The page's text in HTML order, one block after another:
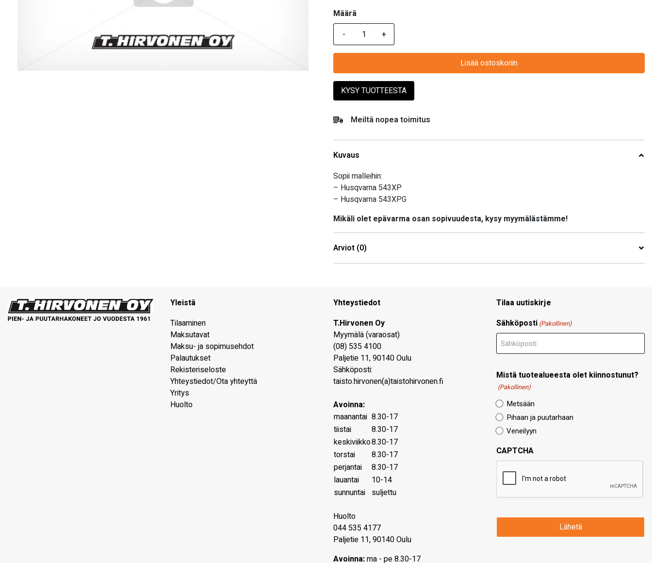
Määrä
Määrä
Lisää ostoskoriin
KYSY TUOTTEESTA
Meiltä nopea toimitus
Kuvaus
Sopii malleihin:
– Husqvarna 543XP
– Husqvarna 543XPG
Mikäli olet epävarma osan sopivuudesta, kysy myymälästämme!
Arviot (0)
Yleistä
Tilaaminen
Maksutavat
Maksu- ja sopimusehdot
Palautukset
Rekisteriseloste
Yhteystiedot/Ota yhteyttä
Yritys
Huolto
Yhteystiedot
T.Hirvonen Oy
Myymälä (varaosat)
(08) 535 4100
Paljetie 11,90140Oulu
Sähköposti:
taisto.hirvonen(a)taistohirvonen.fi
Avoinna:
maanantai 8.30-17
tiistai
8.30-17
keskiviikko8.30-17
torstai
8.30-17
perjantai
8.30-17
lauantai
10-14
sunnuntai suljettu
Huolto
044 535 4177
Paljetie 11, 90140 Oulu
Avoinna:ma - pe 8.30-17
Tilaa uutiskirje
Sähköposti (Pakollinen)
Mistä tuotealueesta olet kiinnostunut?
(Pakollinen)
Metsään
Pihaan ja puutarhaan
Veneilyyn
CAPTCHA